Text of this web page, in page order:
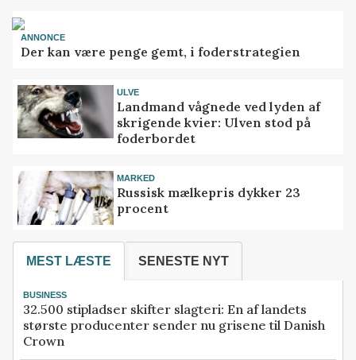
ANNONCE
Der kan være penge gemt, i foderstrategien
ULVE
Landmand vågnede ved lyden af
skrigende kvier: Ulven stod på
foderbordet
MARKED
Russisk mælkepris dykker 23
procent
MEST LÆSTE SENESTE NYT
BUSINESS
32.500 stipladser skifter slagteri: En af landets
største producenter sender nu grisene til Danish
Crown